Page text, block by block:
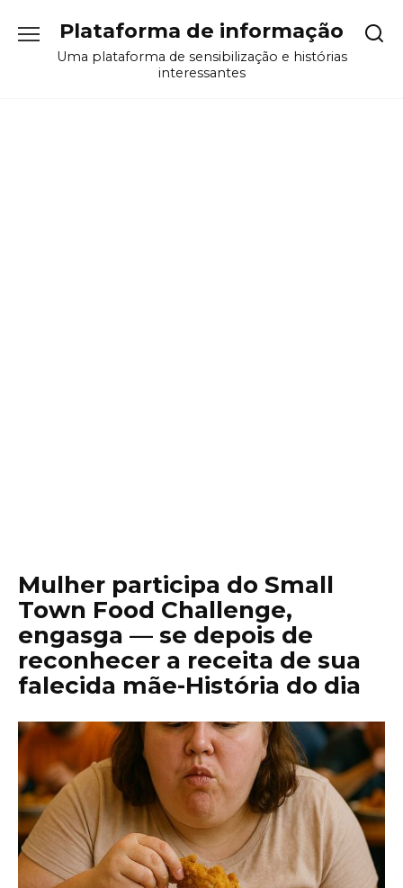
содержанию
Plataforma de informação
Uma plataforma de sensibilização e histórias
interessantes
Mulher participa do Small
Town Food Challenge,
engasga — se depois de
reconhecer a receita de sua
falecida mãe-História do dia